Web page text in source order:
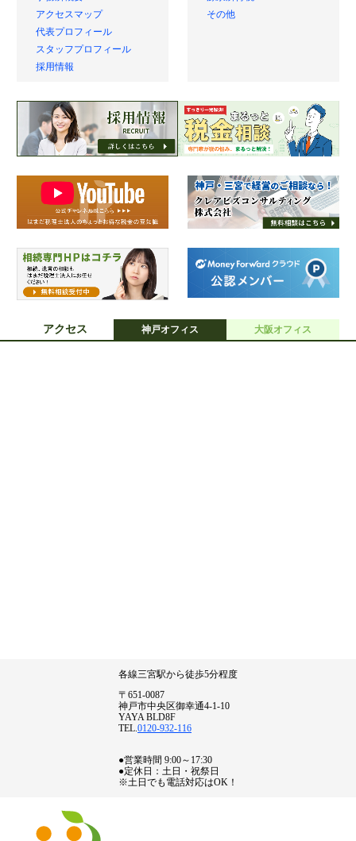
アクセスマップ
代表プロフィール
スタッフプロフィール
採用情報
その他
アクセス 神戸オフィス 大阪オフィス
各線三宮駅から徒歩5分程度
〒651-0087
神戸市中央区御幸通4-1-10
YAYA BLD8F
TEL.0120-932-116
●営業時間 9:00～17:30
●定休日：土日・祝祭日
※土日でも電話対応はOK！